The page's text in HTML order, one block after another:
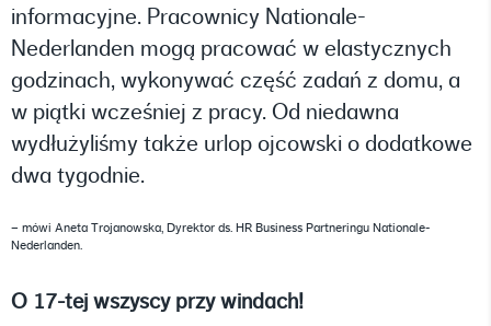
informacyjne. Pracownicy Nationale-
Nederlanden mogą pracować w elastycznych
godzinach, wykonywać część zadań z domu, a
w piątki wcześniej z pracy. Od niedawna
wydłużyliśmy także urlop ojcowski o dodatkowe
dwa tygodnie.
– mówi Aneta Trojanowska, Dyrektor ds. HR Business Partneringu Nationale-
Nederlanden.
O 17-tej wszyscy przy windach!